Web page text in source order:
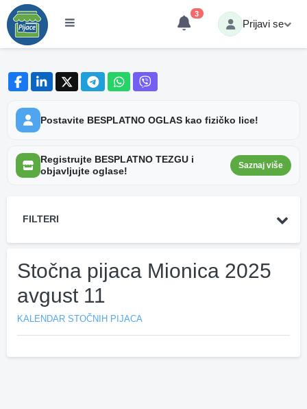
3
Prijavi se
Postavite BESPLATNO OGLAS kao fizičko lice!
Registrujte BESPLATNO TEZGU i
objavljujte oglase!
Saznaj više
FILTERI
Stočna pijaca Mionica 2025
avgust 11
KALENDAR STOČNIH PIJACA